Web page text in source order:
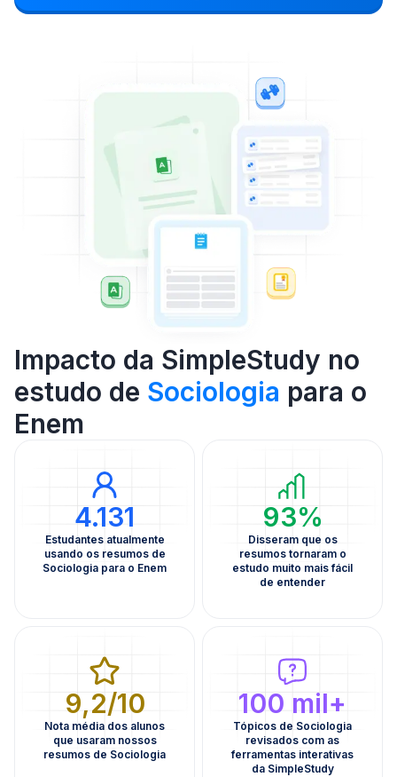
Impacto da SimpleStudy no
estudo de Sociologia para o
Enem
4.131
Estudantes atualmente
usando os resumos de
Sociologia para o Enem
93%
Disseram que os
resumos tornaram o
estudo muito mais fácil
de entender
9,2/10
Nota média dos alunos
que usaram nossos
resumos de Sociologia
100 mil+
Tópicos de Sociologia
revisados com as
ferramentas interativas
da SimpleStudy